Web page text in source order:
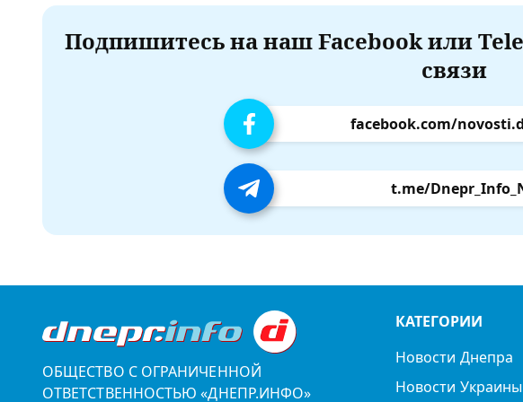
Подпишитесь на наш Facebook или
связи
facebook.com/
t.me/
ОБЩЕСТВО С ОГРАНИЧЕННОЙ
ОТВЕТСТВЕННОСТЬЮ «ДНЕПР.ИНФО»
КАТЕГОРИИ
Новости Днепра
Новости Украины